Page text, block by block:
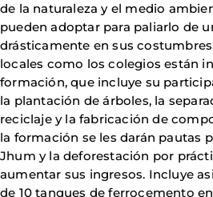
de la naturaleza y el medio
pueden adoptar para paliarlo de
drásticamente en sus
locales como los colegios están
formación, que incluye su
la plantación de árboles, la
reciclaje y la fabricación de
la formación se les darán pautas
Jhum y la deforestación por
aumentar sus ingresos. Incluye
de 10 tanques de ferrocemento